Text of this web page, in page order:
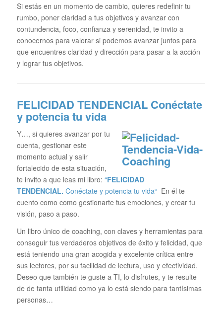
Si estás en un momento de cambio, quieres redefinir tu
rumbo, poner claridad a tus objetivos y avanzar con
contundencia, foco, confianza y serenidad, te invito a
conocernos para valorar si podemos avanzar juntos para
que encuentres claridad y dirección para pasar a la acción
y lograr tus objetivos.
FELICIDAD TENDENCIAL Conéctate
y potencia tu vida
Y…, si quieres avanzar por tu
cuenta, gestionar este
momento actual y salir
fortalecido de esta situación,
te invito a que leas mi libro: “FELICIDAD
TENDENCIAL. Conéctate y potencia tu vida“ En él te
cuento como como gestionarte tus emociones, y crear tu
visión, paso a paso.
Un libro único de coaching, con claves y herramientas para
conseguir tus verdaderos objetivos de éxito y felicidad, que
está teniendo una gran acogida y excelente crítica entre
sus lectores, por su facilidad de lectura, uso y efectividad.
Deseo que también te guste a TI, lo disfrutes, y te resulte
de de tanta utilidad como ya lo está siendo para tantísimas
personas…